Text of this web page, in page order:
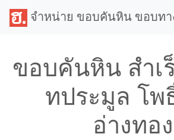
จำหน่าย ขอบคันหิน ขอบทา
ขอบคันหิน สำเ
ทประมูล โพ
อ่างทอง